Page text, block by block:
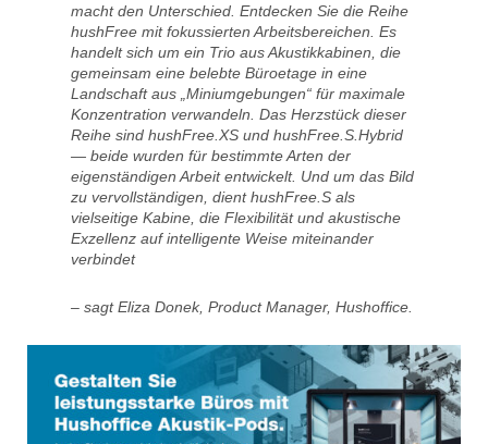
macht den Unterschied. Entdecken Sie die Reihe
hushFree mit fokussierten Arbeitsbereichen. Es
handelt sich um ein Trio aus Akustikkabinen, die
gemeinsam eine belebte Büroetage in eine
Landschaft aus „Miniumgebungen“ für maximale
Konzentration verwandeln. Das Herzstück dieser
Reihe sind hushFree.XS und hushFree.S.Hybrid
— beide wurden für bestimmte Arten der
eigenständigen Arbeit entwickelt. Und um das Bild
zu vervollständigen, dient hushFree.S als
vielseitige Kabine, die Flexibilität und akustische
Exzellenz auf intelligente Weise miteinander
verbindet
– sagt Eliza Donek, Product Manager, Hushoffice.